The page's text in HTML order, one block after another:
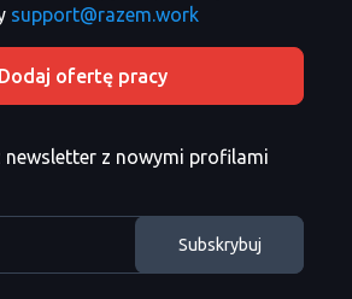
support@razem.work
Dodaj ofertę pracy
newsletter z nowymi profilami